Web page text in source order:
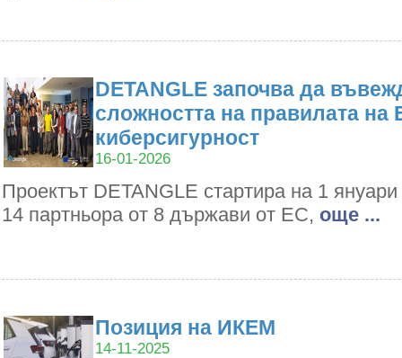
DETANGLE започва да
сложността на правилата на
киберсигурност
16-01-2026
Проектът DETANGLE стартира на 1
14 партньора от 8 държави от ЕС, oще ...
Позиция на ИКЕМ
14-11-2025